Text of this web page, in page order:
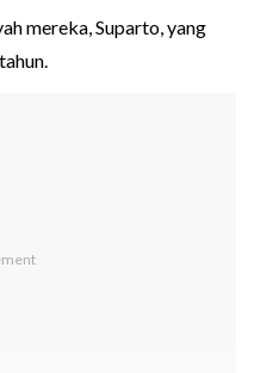
mereka, Suparto, yang